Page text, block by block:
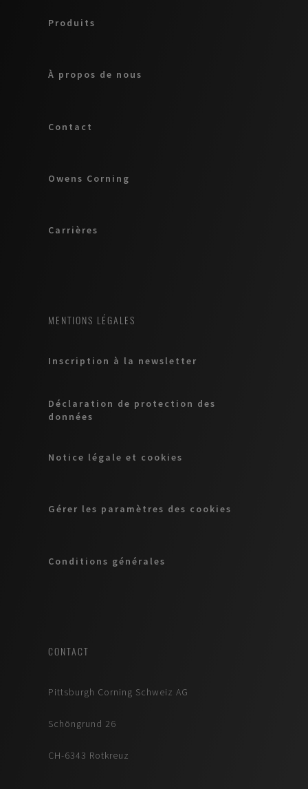
Produits
À propos de nous
Contact
Owens Corning
Carrières
MENTIONS LÉGALES
Inscription à la newsletter
Déclaration de protection des
données
Notice légale et cookies
Gérer les paramètres des cookies
Conditions générales
CONTACT
Pittsburgh Corning Schweiz AG
Schöngrund 26
CH-6343 Rotkreuz